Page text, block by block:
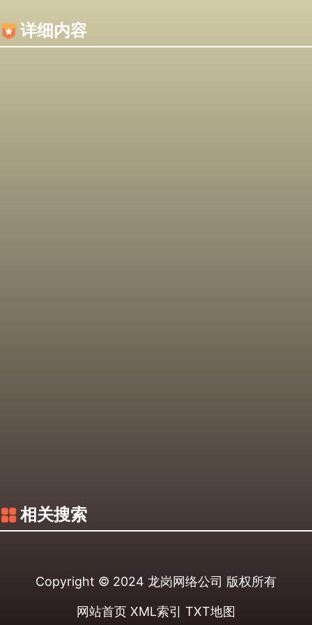
详细内容
相关搜索
Copyright © 2024 龙岗网络公司 版权所有
网站首页 XML索引 TXT地图